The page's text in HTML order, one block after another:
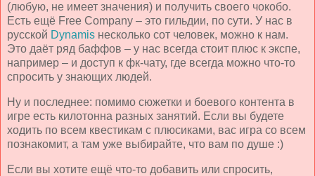
(любую, не имеет значения) и получить своего чокобо.
Есть ещё Free Company – это гильдии, по сути. У нас в
русской Dynamis несколько сот человек, можно к нам.
Это даёт ряд баффов – у нас всегда стоит плюс к экспе,
например – и доступ к фк-чату, где всегда можно что-то
спросить у знающих людей.
Ну и последнее: помимо сюжетки и боевого контента в
игре есть килотонна разных занятий. Если вы будете
ходить по всем квестикам с плюсиками, вас игра со всем
познакомит, а там уже выбирайте, что вам по душе :)
Если вы хотите ещё что-то добавить или спросить,